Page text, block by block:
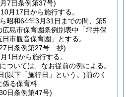
7日条例第37号)
月17日から施行する。
昭和64年3月31日までの間、第5
島市保育園条例別表中「坪井保
市観音保育園」とする。
日条例第27号 抄)
1日から施行する。
ついては、なお従前の例による。
(以下「施行日」という。)前のく
係る保育料
日条例第47号)